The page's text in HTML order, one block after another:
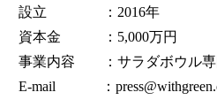
設立 ：2016年
資本金 ：5,000万円
事業内容 ：サラダボウル専
E-mail ：